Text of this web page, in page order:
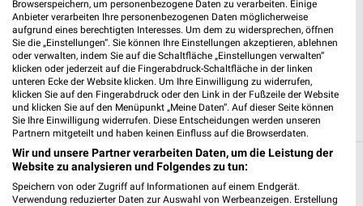
17,5 km
Gartenmöbel 2026
Gültig 2026
17,5 km
August 2026
Gültig bis Mo. 31.08.
ALLE PROSPEKTE
Alle Filialen, Adressen und Öffnungszeiten
von regio plus Immobilien
Browserspeichern, um personenbezogene Daten zu verarbeiten. Einige
Anbieter verarbeiten Ihre personenbezogenen Daten möglicherweise
aufgrund eines berechtigten Interesses. Um dem zu widersprechen, öffnen
Sie die „Einstellungen“. Sie können Ihre Einstellungen akzeptieren, ablehnen
oder verwalten, indem Sie auf die Schaltfläche „Einstellungen verwalten“
klicken oder jederzeit auf die Fingerabdruck-Schaltfläche in der linken
unteren Ecke der Website klicken. Um Ihre Einwilligung zu widerrufen,
klicken Sie auf den Fingerabdruck oder den Link in der Fußzeile der Website
und klicken Sie auf den Menüpunkt „Meine Daten“. Auf dieser Seite können
Sie Ihre Einwilligung widerrufen. Diese Entscheidungen werden unseren
Partnern mitgeteilt und haben keinen Einfluss auf die Browserdaten.
Wir und unsere Partner verarbeiten Daten, um die Leistung der
Website zu analysieren und Folgendes zu tun:
Speichern von oder Zugriff auf Informationen auf einem Endgerät.
Verwendung reduzierter Daten zur Auswahl von Werbeanzeigen. Erstellung